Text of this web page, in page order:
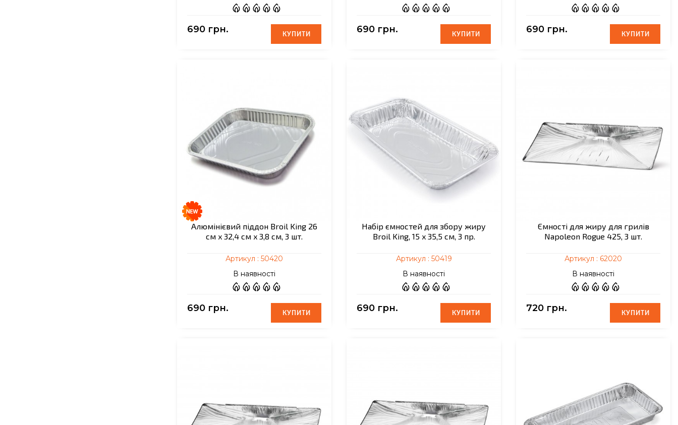
690 грн. КУПИТИ
КУПИТИ 690 грн. КУПИТИ
КУПИТИ 690 грн. КУПИТИ
КУПИТИ
Алюмінієвий піддон Broil King 26
см x 32,4 см x 3,8 см, 3 шт.
Артикул : 50420
В наявності
690 грн. КУПИТИ
КУПИТИ
Набір ємностей для збору жиру
Broil King, 15 x 35,5 см, 3 пр.
Артикул : 50419
В наявності
690 грн. КУПИТИ
КУПИТИ
Ємності для жиру для грилів
Napoleon Rogue 425, 3 шт.
Артикул : 62020
В наявності
720 грн. КУПИТИ
КУПИТИ